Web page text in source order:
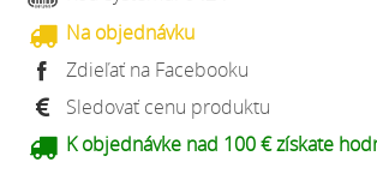
Na objednávku
Zdieľať na Facebooku
Sledovať cenu produktu
K objednávke nad 100 € získate